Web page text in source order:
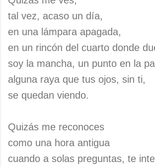
tal vez, acaso un día,
en una lámpara apagada,
en un rincón del cuarto donde
soy la mancha, un punto en la
alguna raya que tus ojos, sin ti,
se quedan viendo.
Quizás me reconoces
como una hora antigua
cuando a solas preguntas, te